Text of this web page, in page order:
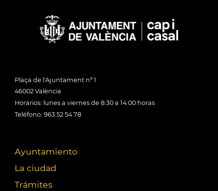
Plaça de l'Ajuntament nº 1
46002 València
Horarios: lunes a viernes de 8:30 a 14:00 horas
Teléfono: 963 52 54 78
Ayuntamiento
La ciudad
Trámites